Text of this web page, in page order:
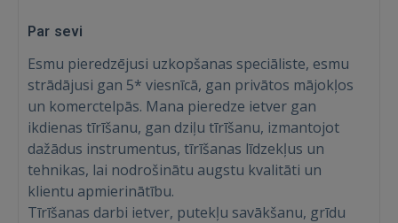
Par sevi
Esmu pieredzējusi uzkopšanas speciāliste, esmu
strādājusi gan 5* viesnīcā, gan privātos mājokļos
un komerctelpās. Mana pieredze ietver gan
ikdienas tīrīšanu, gan dziļu tīrīšanu, izmantojot
dažādus instrumentus, tīrīšanas līdzekļus un
tehnikas, lai nodrošinātu augstu kvalitāti un
klientu apmierinātību.
Tīrīšanas darbi ietver, putekļu savākšanu, grīdu